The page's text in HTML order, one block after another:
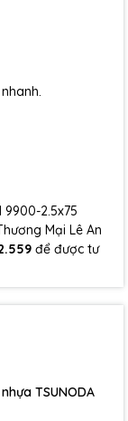
2.5x75
Mại Lê An
để được tư
TSUNODA